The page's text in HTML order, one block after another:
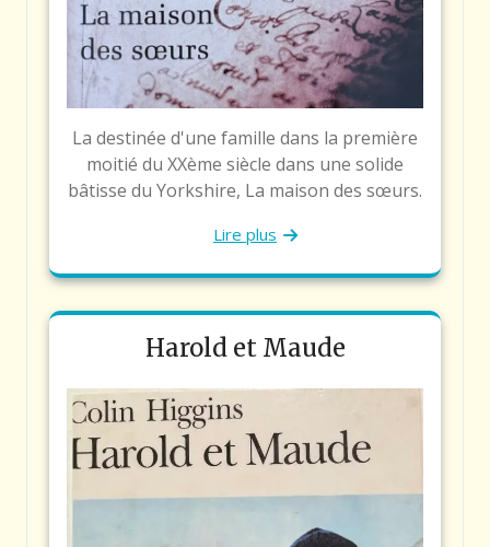
La destinée d'une famille dans la première
moitié du XXème siècle dans une solide
bâtisse du Yorkshire, La maison des sœurs.
Lire plus
Harold et Maude